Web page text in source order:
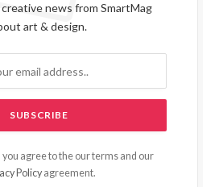
news from SmartMag
art & design.
you agree to the our terms and our
Policy agreement.